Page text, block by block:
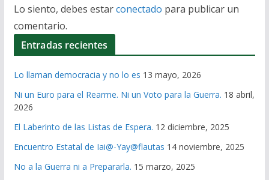
Lo siento, debes estarconectado para publicar un
comentario.
Entradas recientes
Lo llaman democracia y no lo es 13 mayo, 2026
Ni un Euro para el Rearme. Ni un Voto para la Guerra. 18 abril,
2026
El Laberinto de las Listas de Espera. 12 diciembre, 2025
Encuentro Estatal de Iai@-Yay@flautas 14 noviembre, 2025
No a la Guerra ni a Prepararla. 15 marzo, 2025